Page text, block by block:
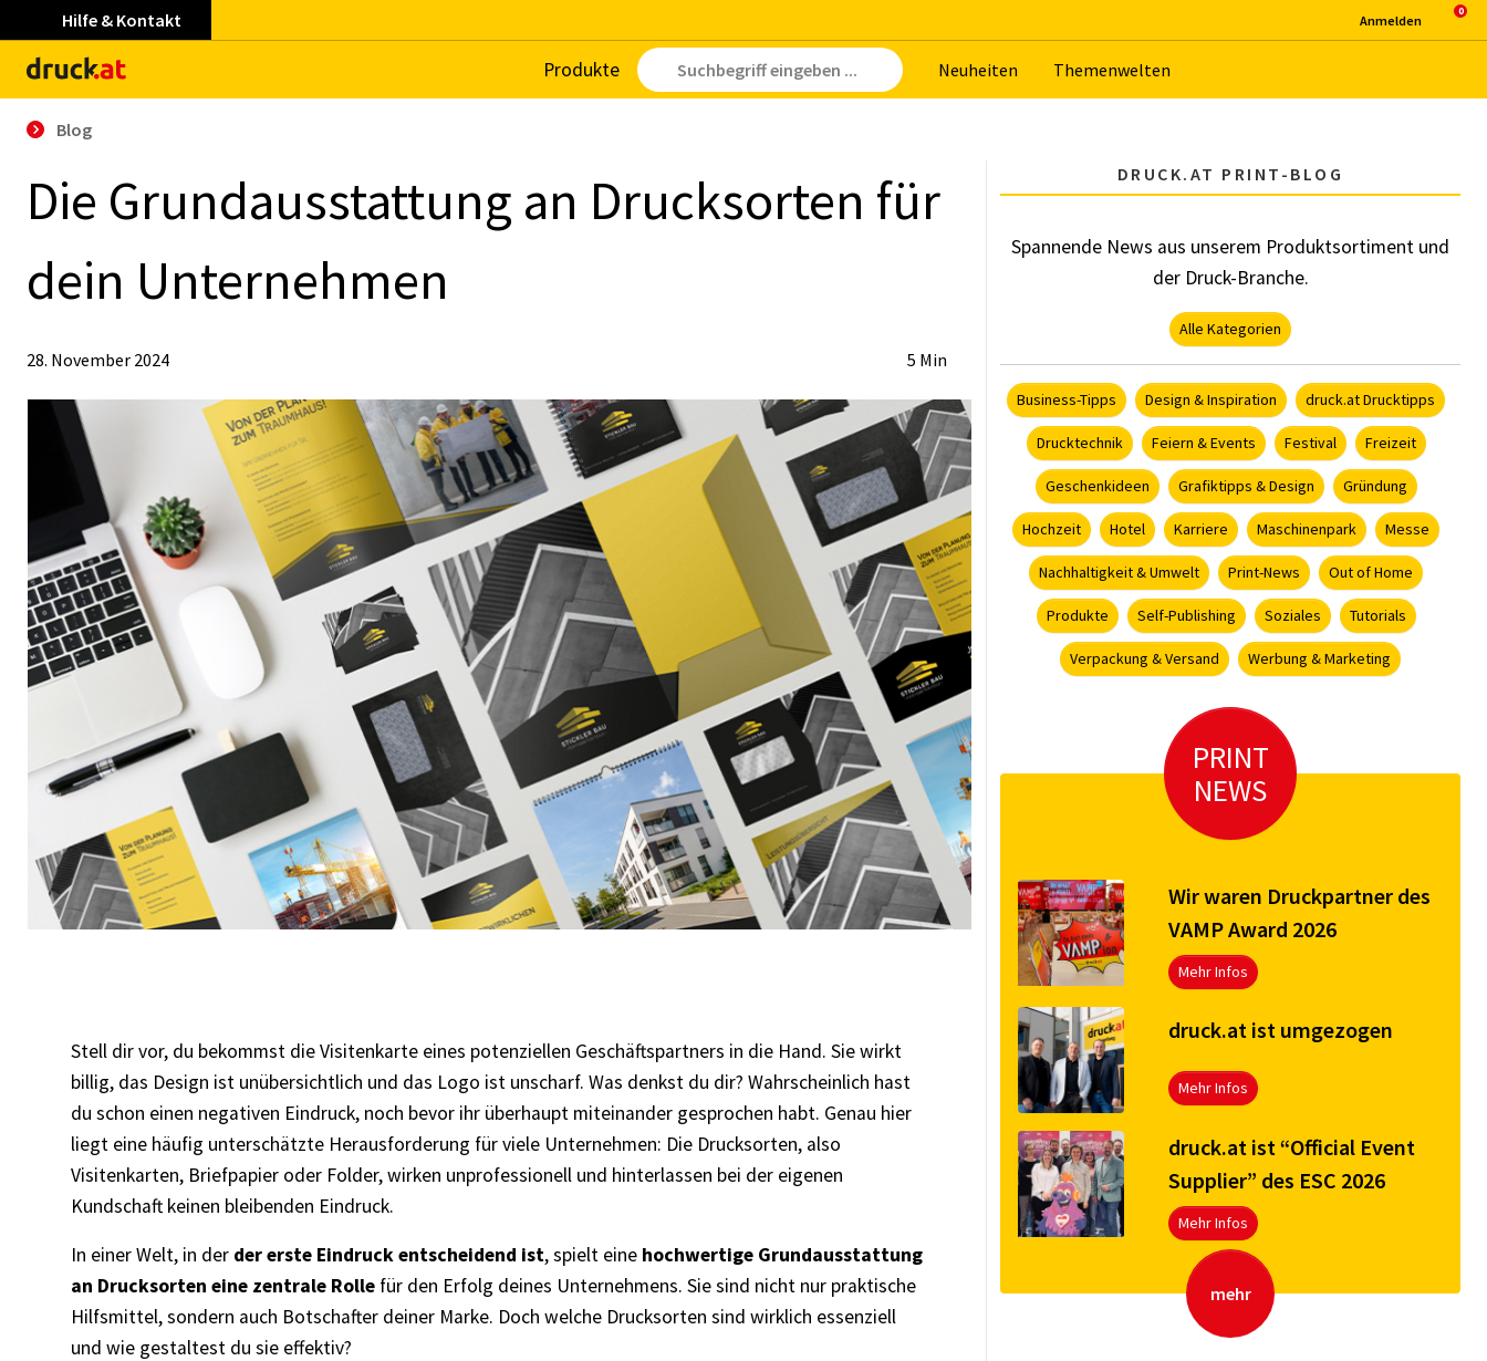
Hilfe & Kontakt
Pro­duk­te Neu­hei­ten The­men­wel­ten
An­mel­den
Blog
Die Grund­aus­stat­tung an Drucks­or­ten für
dein Un­ter­neh­men
28. November 2024 5 Min
Stell dir vor, du bekommst die Visitenkarte eines potenziellen Geschäftspartners in die Hand. Sie wirkt
billig, das Design ist unübersichtlich und das Logo ist unscharf. Was denkst du dir? Wahrscheinlich hast
du schon einen negativen Eindruck, noch bevor ihr überhaupt miteinander gesprochen habt. Genau hier
liegt eine häufig unterschätzte Herausforderung für viele Unternehmen: Die Drucksorten, also
Visitenkarten, Briefpapier oder Folder, wirken unprofessionell und hinterlassen bei der eigenen
Kundschaft keinen bleibenden Eindruck.
In einer Welt, in der der erste Eindruck entscheidend ist, spielt eine hochwertige Grundausstattung
an Drucksorten eine zentrale Rolle für den Erfolg deines Unternehmens. Sie sind nicht nur praktische
Hilfsmittel, sondern auch Botschafter deiner Marke. Doch welche Drucksorten sind wirklich essenziell
und wie gestaltest du sie effektiv?
DRUCK.AT PRINT-BLOG
Spannende News aus unserem Produktsortiment und
der Druck-Branche.
Alle Kategorien
Business-Tipps Design & Inspiration druck.at Drucktipps
Drucktechnik Feiern & Events Festival Freizeit
Geschenkideen Grafiktipps & Design Gründung
Hochzeit Hotel Karriere Maschinenpark Messe
Nachhaltigkeit & Umwelt Print-News Out of Home
Produkte Self-Publishing Soziales Tutorials
Verpackung & Versand Werbung & Marketing
PRINT
NEWS
Wir waren Druckpartner des
VAMP Award 2026
Mehr Infos
druck.at ist umgezogen
Mehr Infos
druck.at ist “Official Event
Supplier” des ESC 2026
Mehr Infos
mehr